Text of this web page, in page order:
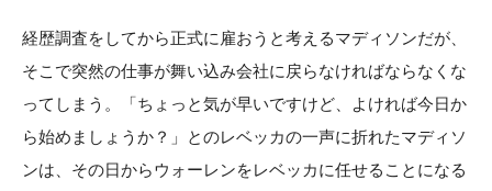
経歴調査をしてから正式に雇おうと考えるマディソンだが、
そこで突然の仕事が舞い込み会社に戻らなければならなくな
ってしまう。「ちょっと気が早いですけど、よければ今日か
ら始めましょうか？」とのレベッカの一声に折れたマディソ
ンは、その日からウォーレンをレベッカに任せることになる